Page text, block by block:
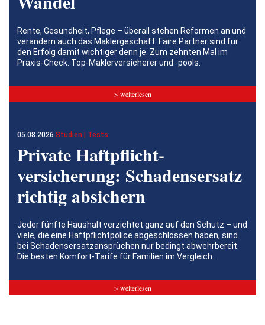
Rente, Gesundheit, Pflege – überall stehen Reformen an und
verändern auch das Maklergeschäft. Faire Partner sind für
den Erfolg damit wichtiger denn je. Zum zehnten Mal im
Praxis-Check: Top-Maklerversicherer und -pools.
> weiterlesen
05.08.2026 Studien | Tests
Private Haftpflicht­
versicherung: Schadensersatz
richtig absichern
Jeder fünfte Haushalt verzichtet ganz auf den Schutz – und
viele, die eine Haftpflichtpolice abgeschlossen haben, sind
bei Schadensersatzansprüchen nur bedingt abwehrbereit.
Die besten Komfort-Tarife für Familien im Vergleich.
> weiterlesen